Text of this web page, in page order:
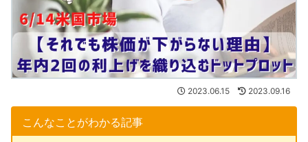
2023.06.15 2023.09.16
こんなことがわかる記事